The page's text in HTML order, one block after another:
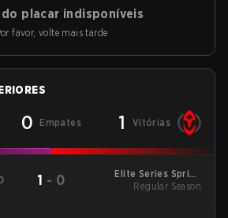
do placar indisponíveis
favor, volte mais tarde
0 Empates 1 Vitórias
1 - 0
Elite Series Spring
2024 Regular Season
Regular Season